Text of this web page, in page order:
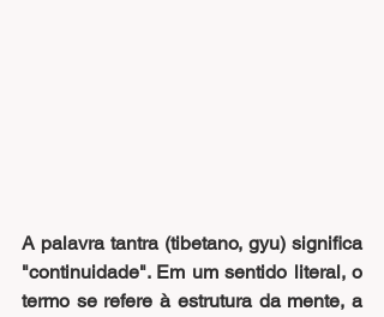
A palavra tantra (tibetano, gyu) significa
"continuidade". Em um sentido literal, o
termo se refere à estrutura da mente, a